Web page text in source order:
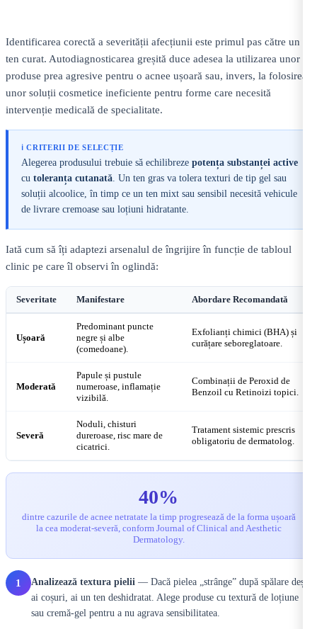
Identificarea corectă a severității afecțiunii este primul pas către un
ten curat. Autodiagnosticarea greșită duce adesea la utilizarea unor
produse prea agresive pentru o acnee ușoară sau, invers, la folosirea
unor soluții cosmetice ineficiente pentru forme care necesită
intervenție medicală de specialitate.
ℹ️ CRITERII DE SELECȚIE
Alegerea produsului trebuie să echilibreze potența substanței active
cu toleranța cutanată. Un ten gras va tolera texturi de tip gel sau
soluții alcoolice, în timp ce un ten mixt sau sensibil necesită vehicule
de livrare cremoase sau loțiuni hidratante.
Iată cum să îți adaptezi arsenalul de îngrijire în funcție de tabloul
clinic pe care îl observi în oglindă:
Severitate Manifestare Abordare Recomandată
Ușoară
Predominant puncte
negre și albe
(comedoane).
Exfolianți chimici (BHA) și
curățare seboreglatoare.
Moderată
Papule și pustule
numeroase, inflamație
vizibilă.
Combinații de Peroxid de
Benzoil cu Retinoizi topici.
Severă
Noduli, chisturi
dureroase, risc mare de
cicatrici.
Tratament sistemic prescris
obligatoriu de dermatolog.
40%
dintre cazurile de acnee netratate la timp progresează de la forma ușoară
la cea moderat-severă, conform Journal of Clinical and Aesthetic
Dermatology.
1 Analizează textura pielii — Dacă pielea „strânge” după spălare deși
ai coșuri, ai un ten deshidratat. Alege produse cu textură de loțiune
sau cremă-gel pentru a nu agrava sensibilitatea.